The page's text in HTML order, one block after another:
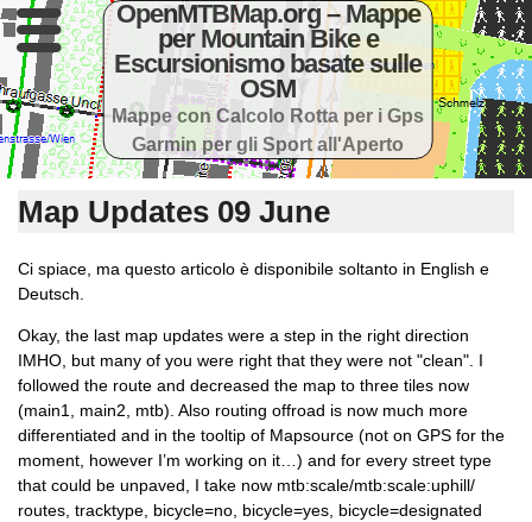
OpenMTBMap.org – Mappe
per Mountain Bike e
Escursionismo basate sulle
OSM
Mappe con Calcolo Rotta per i Gps
Garmin per gli Sport all'Aperto
Map Updates 09 June
Ci spiace, ma questo articolo è disponibile soltanto in English e
Deutsch.
Okay, the last map updates were a step in the right direction
IMHO, but many of you were right that they were not "clean". I
followed the route and decreased the map to three tiles now
(main1, main2, mtb). Also routing offroad is now much more
differentiated and in the tooltip of Mapsource (not on GPS for the
moment, however I’m working on it…) and for every street type
that could be unpaved, I take now mtb:scale/mtb:scale:uphill/
routes, tracktype, bicycle=no, bicycle=yes, bicycle=designated